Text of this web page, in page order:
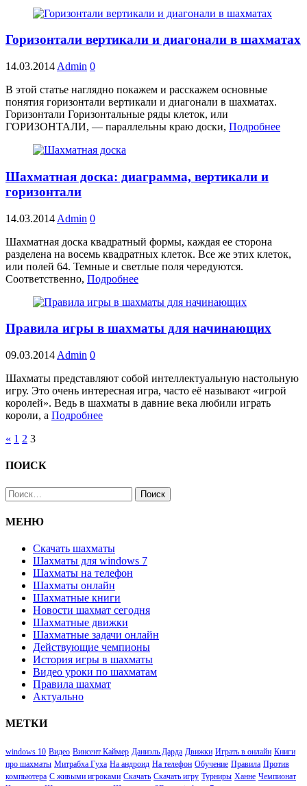
Горизонтали вертикали и диагонали в шахматах
14.03.2014 Admin 0
В этой статье наглядно покажем и расскажем основные
понятия горизонтали вертикали и диагонали в шахматах.
Горизонтали Горизонтальные ряды клеток, или
ГОРИЗОНТАЛИ, — параллельны краю доски, Подробнее
Шахматная доска: диаграмма, вертикали и
горизонтали
14.03.2014 Admin 0
Шахматная доска квадратный формы, каждая ее сторона
разделена на восемь квадратных клеток. Все же этих клеток,
или полей 64. Темные и светлые поля чередуются.
Соответственно, Подробнее
Правила игры в шахматы для начинающих
09.03.2014 Admin 0
Шахматы представляют собой интеллектуальную настольную
игру. Это очень интересная игра, часто её называют «игрой
королей». Ведь в шахматы в давние века любили играть
короли, а Подробнее
« 1 2 3
ПОИСК
Найти:
МЕНЮ
Скачать шахматы
Шахматы для windows 7
Шахматы на телефон
Шахматы онлайн
Шахматные книги
Новости шахмат сегодня
Шахматные движки
Шахматные задачи онлайн
Действующие чемпионы
История игры в шахматы
Видео уроки по шахматам
Правила шахмат
Актуально
МЕТКИ
windows 10 Видео Винсент Каймер Даниэль Дарда Движки Играть в онлайн Книги
про шахматы Митрабха Гуха На андроид На телефон Обучение Правила Против
компьютера С живыми игроками Скачать Скачать игру Турниры Ханне Чемпионат